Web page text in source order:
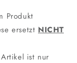
Produkt
ersetzt NICHT
ist nur